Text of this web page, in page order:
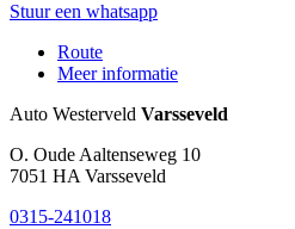
Stuur een whatsapp
Route
Meer informatie
Auto Westerveld Varsseveld
O. Oude Aaltenseweg 10
7051 HA Varsseveld
0315-241018